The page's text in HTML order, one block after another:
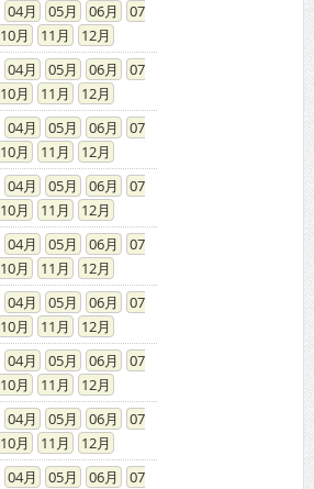
04 05 06
07
10 11
12
04 05 06
07
10 11
12
04 05 06
07
10 11
12
04 05 06
07
10 11
12
04 05 06
07
10 11
12
04 05 06
07
10 11
12
04 05 06
07
10 11
12
04 05 06
07
10 11
12
04 05 06
07